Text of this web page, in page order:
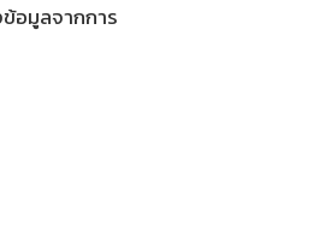
อมูลจากการ